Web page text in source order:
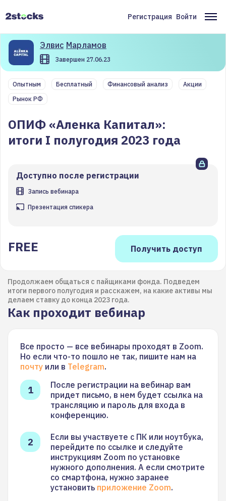
содержанию
Меню
пользователя
Регистрация Войти
Элвис Марламов
Завершен 27.06.23
ОПИФ «Аленка Капитал»:
итоги I полугодия 2023 года
Доступно после регистрации
Запись вебинара
Презентация спикера
Опытным Бесплатный Финансовый анализ
Акции
Рынок РФ
FREE
Продолжаем общаться с пайщиками фонда. Подведем
итоги первого полугодия и расскажем, на какие активы мы
делаем ставку до конца 2023 года.
Как проходит вебинар
Все просто — все вебинары проходят в Zoom.
Но если что-то пошло не так, пишите нам на
почту или в Telegram.
После регистрации на вебинар вам
придет письмо, в нем будет ссылка на
трансляцию и пароль для входа в
конференцию.
Если вы участвуете с ПК или ноутбука,
перейдите по ссылке и следуйте
инструкциям Zoom по установке
нужного дополнения. А если смотрите
со смартфона, нужно заранее
установить приложение Zoom.